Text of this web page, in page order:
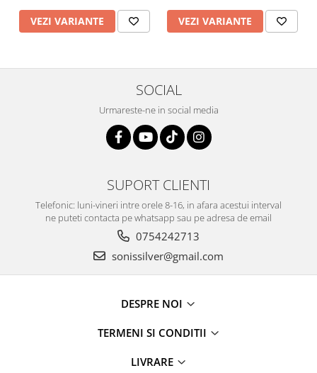
VEZI VARIANTE VEZI VARIANTE
SOCIAL
Urmareste-ne in social media
SUPORT CLIENTI
Telefonic: luni-vineri intre orele 8-16, in afara acestui interval
ne puteti contacta pe whatsapp sau pe adresa de email
0754242713
sonissilver@gmail.com
DESPRE NOI
TERMENI SI CONDITII
LIVRARE